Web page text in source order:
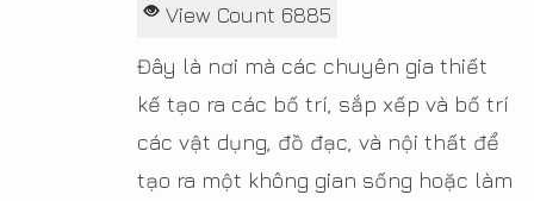
View Count 6885
Đây là nơi mà các chuyên gia thiết
kế tạo ra các bố trí, sắp xếp và bố trí
các vật dụng, đồ đạc, và nội thất để
tạo ra một không gian sống hoặc làm